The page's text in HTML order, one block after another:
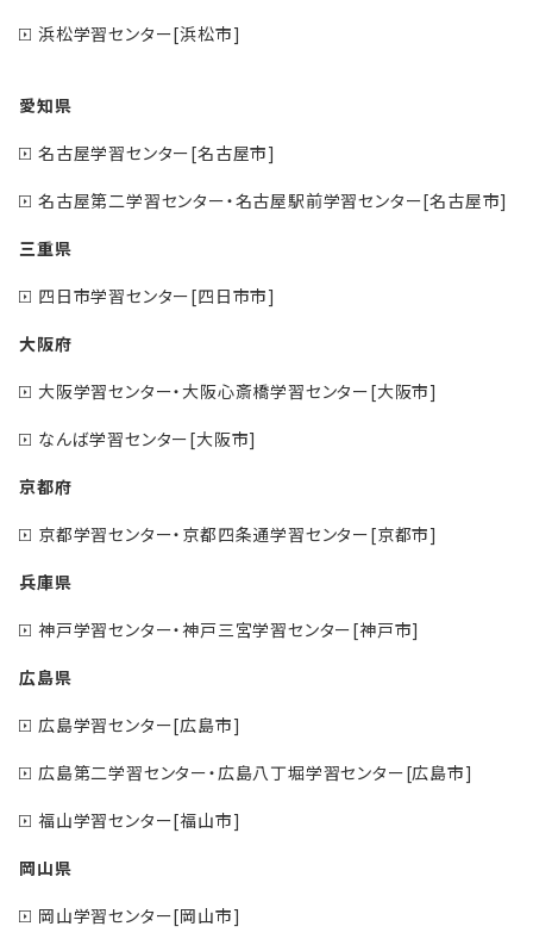
浜松学習センター[浜松市]
愛知県
名古屋学習センター[名古屋市]
名古屋第二学習センター・名古屋駅前学習センター[名古屋市]
三重県
四日市学習センター[四日市市]
大阪府
大阪学習センター・大阪心斎橋学習センター[大阪市]
なんば学習センター[大阪市]
京都府
京都学習センター・京都四条通学習センター[京都市]
兵庫県
神戸学習センター・神戸三宮学習センター[神戸市]
広島県
広島学習センター[広島市]
広島第二学習センター・広島八丁堀学習センター[広島市]
福山学習センター[福山市]
岡山県
岡山学習センター[岡山市]